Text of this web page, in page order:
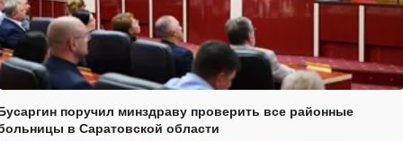
поручил минздраву проверить все районные
в Саратовской области